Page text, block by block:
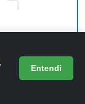
Entendi